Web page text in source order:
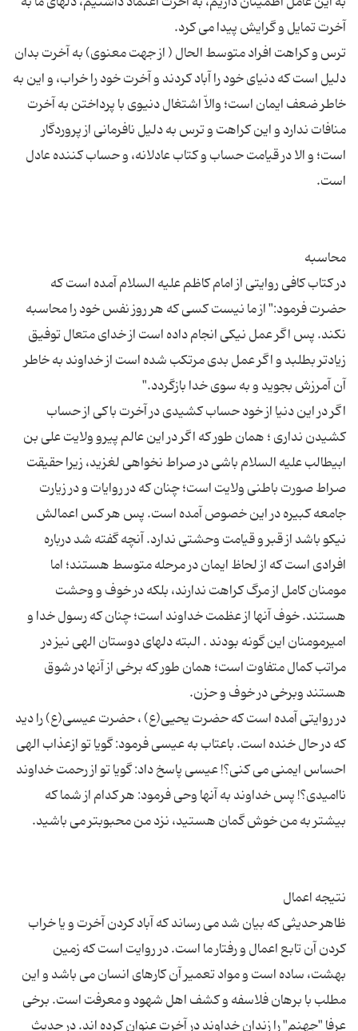
ترس و كراهت افراد متوسط الحال ( از جهت معنوی) به آخرت بدان
دلیل است كه دنیای خود را آباد كردند و آخرت خود را خراب، و این به
خاطر ضعف ایمان است؛ والاّ اشتغال دنیوی با پرداختن به آخرت
منافات ندارد و این كراهت و ترس به دلیل نافرمانی از پروردگار
است؛ و الا در قیامت حساب و كتاب عادلانه، و حساب كننده عادل
در كتاب كافی روایتی از امام كاظم علیه السلام آمده است كه
حضرت فرمود:" از ما نیست كسی كه هر روز نفس خود را محاسبه
نكند. پس اگر عمل نیكی انجام داده است از خدای متعال توفیق
زیادتر بطلبد و اگر عمل بدی مرتكب شده است از خداوند به خاطر
اگر در این دنیا از خود حساب كشیدی در آخرت باكی از حساب
كشیدن نداری ؛ همان طور كه اگر در این عالم پیرو ولایت علی بن
ابیطالب علیه السلام باشی در صراط نخواهی لغزید، زیرا حقیقت
صراط صورت باطنی ولایت است؛ چنان كه در روایات و در زیارت
جامعه كبیره در این خصوص آمده است. پس هر كس اعمالش
نیكو باشد از قبر و قیامت وحشتی ندارد. آنچه گفته شد درباره
افرادی است كه از لحاظ ایمان در مرحله متوسط هستند؛ اما
مومنان كامل از مرگ كراهت ندارند، بلكه در خوف و وحشت
هستند. خوف آنها از عظمت خداوند است؛ چنان كه رسول خدا و
امیرمومنان این گونه بودند . البته دلهای دوستان الهی نیز در
مراتب كمال متفاوت است؛ همان طور كه برخی از آنها در شوق
در روایتی آمده است كه حضرت یحیی(ع) ، حضرت عیسی(ع) را دید
كه در حال خنده است. باعتاب به عیسی فرمود: گویا تو ازعذاب الهی
احساس ایمنی می كنی؟! عیسی پاسخ داد: گویا تو از رحمت خداوند
ناامیدی؟! پس خداوند به آنها وحی فرمود: هر كدام از شما كه
ظاهر حدیثی كه بیان شد می رساند كه آباد كردن آخرت و یا خراب
كردن آن تابع اعمال و رفتار ما است. در روایت است كه زمین
بهشت، ساده است و مواد تعمیر آن كارهای انسان می باشد و این
مطلب با برهان فلاسفه و كشف اهل شهود و معرفت است. برخی
عرفا "جهنم" را زندان خداوند در آخرت عنوان كرده اند. در حدیث